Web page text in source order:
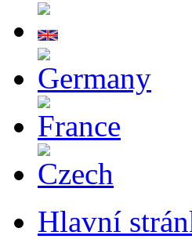
Hlavní